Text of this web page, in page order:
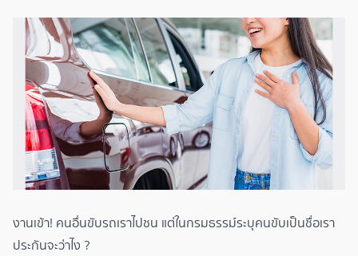
งานเข้า! คนอื่นขับรถเราไปชน แต่ในกรมธรรม์ระบุคนขับเป็นชื่อเรา
ประกันจะว่าไง ?​